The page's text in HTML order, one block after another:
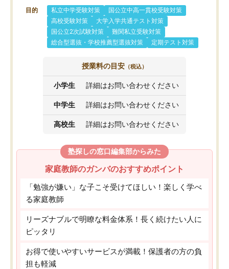
目的 私立中学受験対策
国公立中高一貫校受験対策
高校受験対策
大学入学共通テスト対策
国公立2次試験対策
難関私立受験対策
総合型選抜・学校推薦型選抜対策
定期テスト対策
授業料の目安 （税込）
小学生 詳細はお問い合わせください
中学生 詳細はお問い合わせください
高校生 詳細はお問い合わせください
塾探しの窓口編集部からみた
家庭教師のガンバのおすすめポイント
「勉強が嫌い」な子こそ受けてほしい！楽しく学べ
る家庭教師
リーズナブルで明瞭な料金体系！長く続けたい人に
ピッタリ
お得で使いやすいサービスが満載！保護者の方の負
担も軽減